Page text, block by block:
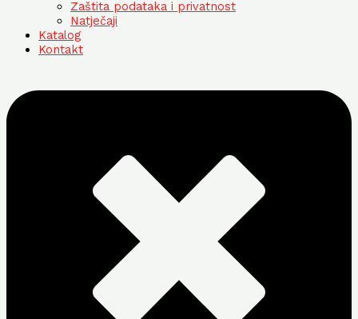
Zaštita podataka i privatnost
Natječaji
Katalog
Kontakt